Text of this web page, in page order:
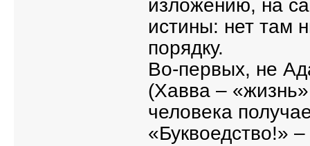
изложению, на
истины: нет там
порядку.
Во-первых, не
(Хавва –
человека
«Буквоедство!»